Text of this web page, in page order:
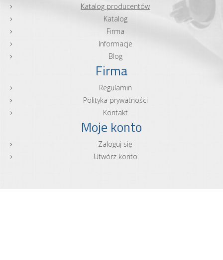
Katalog producentów
Katalog
Firma
Informacje
Blog
Firma
Regulamin
Polityka prywatności
Kontakt
Moje konto
Zaloguj się
Utwórz konto